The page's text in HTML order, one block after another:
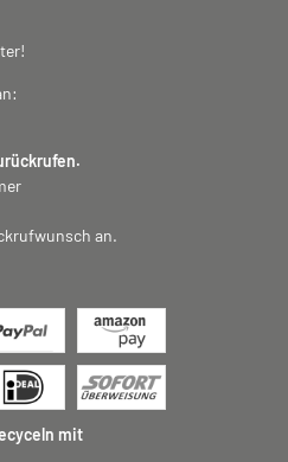
an.
mit